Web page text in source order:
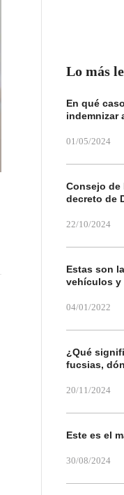
Lo más
En qué
indemnizar
01/05/2024
Consejo de
decreto de
22/10/2024
Estas son
vehículos y
04/01/2022
¿Qué
fucsias,
20/11/2024
Este es el
30/08/2024